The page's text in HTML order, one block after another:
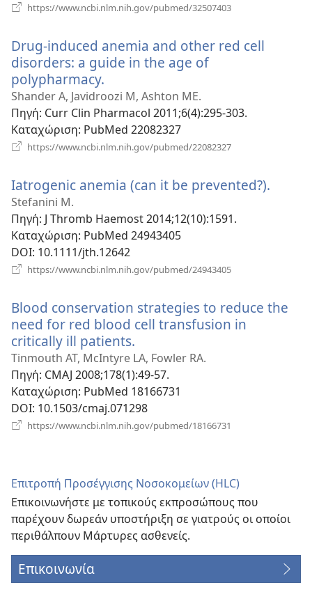
https://www.ncbi.nlm.nih.gov/pubmed/32507403
Drug-induced anemia and other red cell
disorders: a guide in the age of
polypharmacy.
νέο
παράθυρο)
Shander A, Javidroozi M, Ashton ME.
Πηγή‎: Curr Clin Pharmacol 2011;6(4):295-303.
Καταχώριση‎: PubMed 22082327
https://www.ncbi.nlm.nih.gov/pubmed/22082327
Iatrogenic anemia (can it be prevented?).
Stefanini M.
Πηγή‎: J Thromb Haemost 2014;12(10):1591.
Καταχώριση‎: PubMed 24943405
DOI‎: 10.1111/jth.12642
https://www.ncbi.nlm.nih.gov/pubmed/24943405
Blood conservation strategies to reduce the
need for red blood cell transfusion in
critically ill patients.
νέο
παράθυρο)
Tinmouth AT, McIntyre LA, Fowler RA.
Πηγή‎: CMAJ 2008;178(1):49-57.
Καταχώριση‎: PubMed 18166731
DOI‎: 10.1503/cmaj.071298
https://www.ncbi.nlm.nih.gov/pubmed/18166731
Επιτροπή Προσέγγισης Νοσοκομείων (HLC)
Επικοινωνήστε με τοπικούς εκπροσώπους που
παρέχουν δωρεάν υποστήριξη σε γιατρούς οι οποίοι
περιθάλπουν Μάρτυρες ασθενείς.
Επικοινωνία